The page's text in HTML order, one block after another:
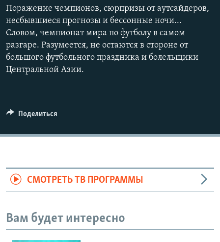
Поражение чемпионов, сюрпризы от аутсайдеров,
несбывшиеся прогнозы и бессонные ночи...
Словом, чемпионат мира по футболу в самом
разгаре. Разумеется, не остаются в стороне от
большого футбольного праздника и болельщики
Центральной Азии.
Поделиться
СМОТРЕТЬ ТВ ПРОГРАММЫ
Вам будет интересно